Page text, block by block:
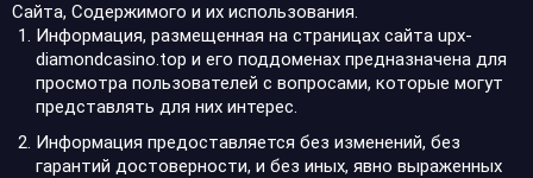
Сайта, Содержимого и их использования.
Информация, размещенная на страницах сайта upx-
diamondcasino.top и его поддоменах предназначена для
просмотра пользователей с вопросами, которые могут
представлять для них интерес.
Информация предоставляется без изменений, без
гарантий достоверности, и без иных, явно выраженных